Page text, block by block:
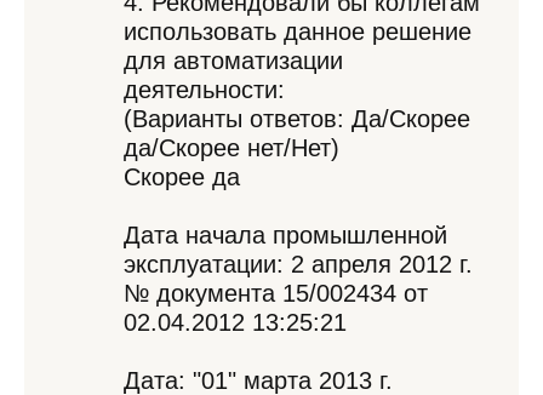
использовать данное решение
для автоматизации
деятельности:
(Варианты ответов: Да/Скорее
да/Скорее нет/Нет)
Скорее да
Дата начала промышленной
эксплуатации: 2 апреля 2012 г.
№ документа 15/002434 от
02.04.2012 13:25:21
Дата: "01" марта 2013 г.